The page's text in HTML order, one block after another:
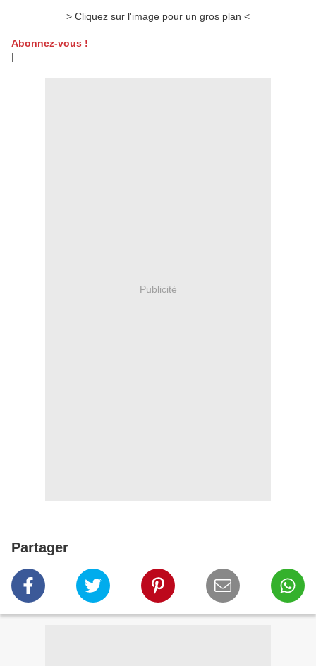
> Cliquez sur l'image pour un gros plan <
Abonnez-vous !
|
Publicité
Partager